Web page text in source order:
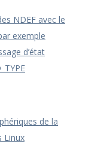
NDEF avec le
exemple
d’état
de la
Linux